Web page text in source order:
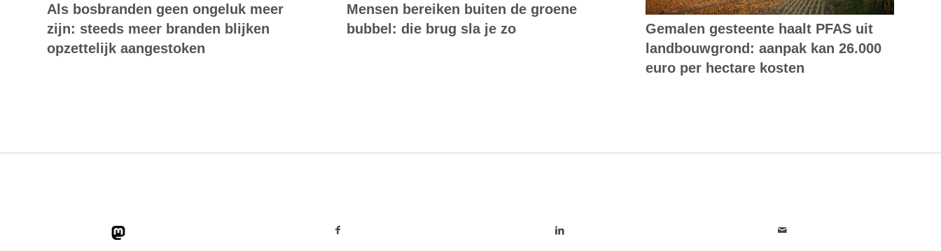
Als bosbranden geen ongeluk meer
zijn: steeds meer branden blijken
opzettelijk aangestoken
Mensen bereiken buiten de groene
bubbel: die brug sla je zo
Gemalen gesteente haalt PFAS uit
landbouwgrond: aanpak kan 26.000
euro per hectare kosten